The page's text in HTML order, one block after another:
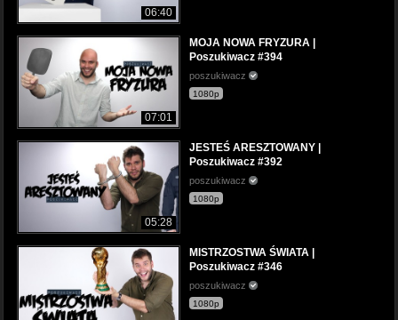
06:40
07:01
MOJA NOWA FRYZURA |
Poszukiwacz #394
poszukiwacz
1080p
05:28
JESTEŚ ARESZTOWANY |
Poszukiwacz #392
poszukiwacz
1080p
MISTRZOSTWA ŚWIATA |
Poszukiwacz #346
poszukiwacz
1080p